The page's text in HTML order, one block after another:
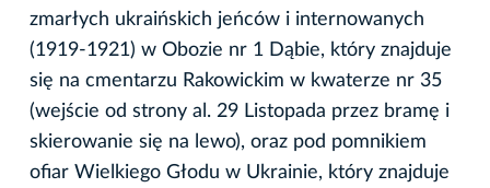
zmarłych ukraińskich jeńców i internowanych
(1919-1921) w Obozie nr 1 Dąbie, który znajduje
się na cmentarzu Rakowickim w kwaterze nr 35
(wejście od strony al. 29 Listopada przez bramę i
skierowanie się na lewo), oraz pod pomnikiem
ofiar Wielkiego Głodu w Ukrainie, który znajduje